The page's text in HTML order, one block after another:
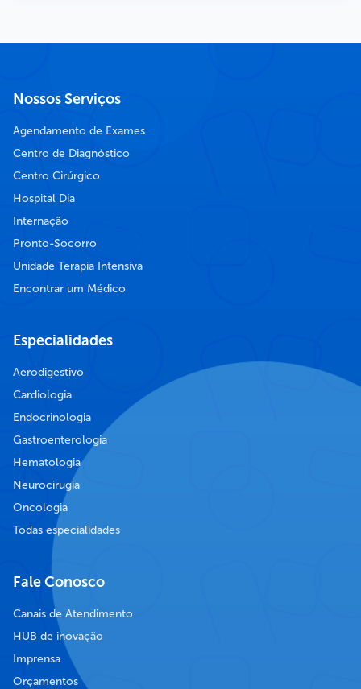
Nossos Serviços
Agendamento de Exames
Centro de Diagnóstico
Centro Cirúrgico
Hospital Dia
Internação
Pronto-Socorro
Unidade Terapia Intensiva
Encontrar um Médico
Especialidades
Aerodigestivo
Cardiologia
Endocrinologia
Gastroenterologia
Hematologia
Neurocirugia
Oncologia
Todas especialidades
Fale Conosco
Canais de Atendimento
HUB de inovação
Imprensa
Orçamentos